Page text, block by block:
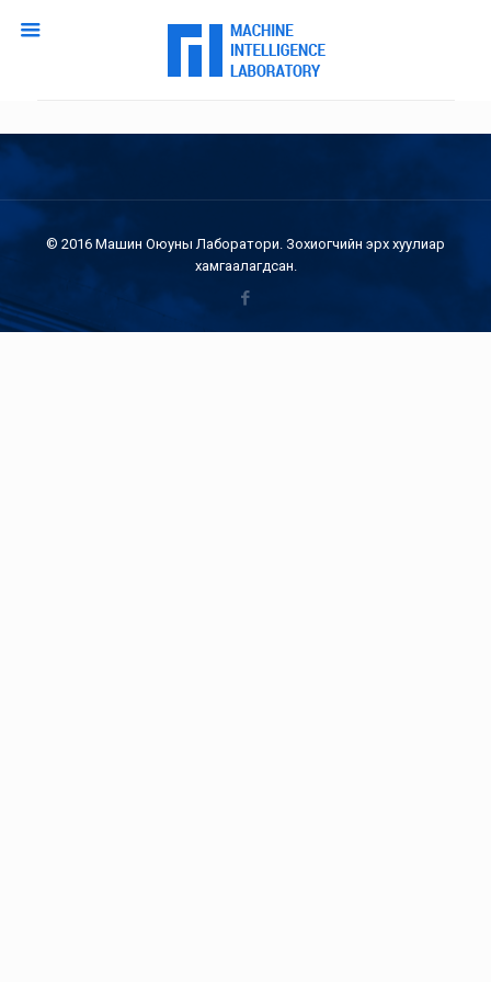
© 2016 Машин Оюуны Лаборатори. Зохиогчийн эрх хуулиар
хамгаалагдсан.